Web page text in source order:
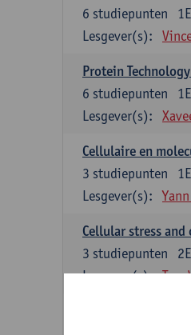
6 studiepunten
Lesgever(s):
Protein
6 studiepunten
Lesgever(s):
Cellulaire en
3 studiepunten
Lesgever(s):
Cellular stress
3 studiepunten
Lesgever(s): Tom